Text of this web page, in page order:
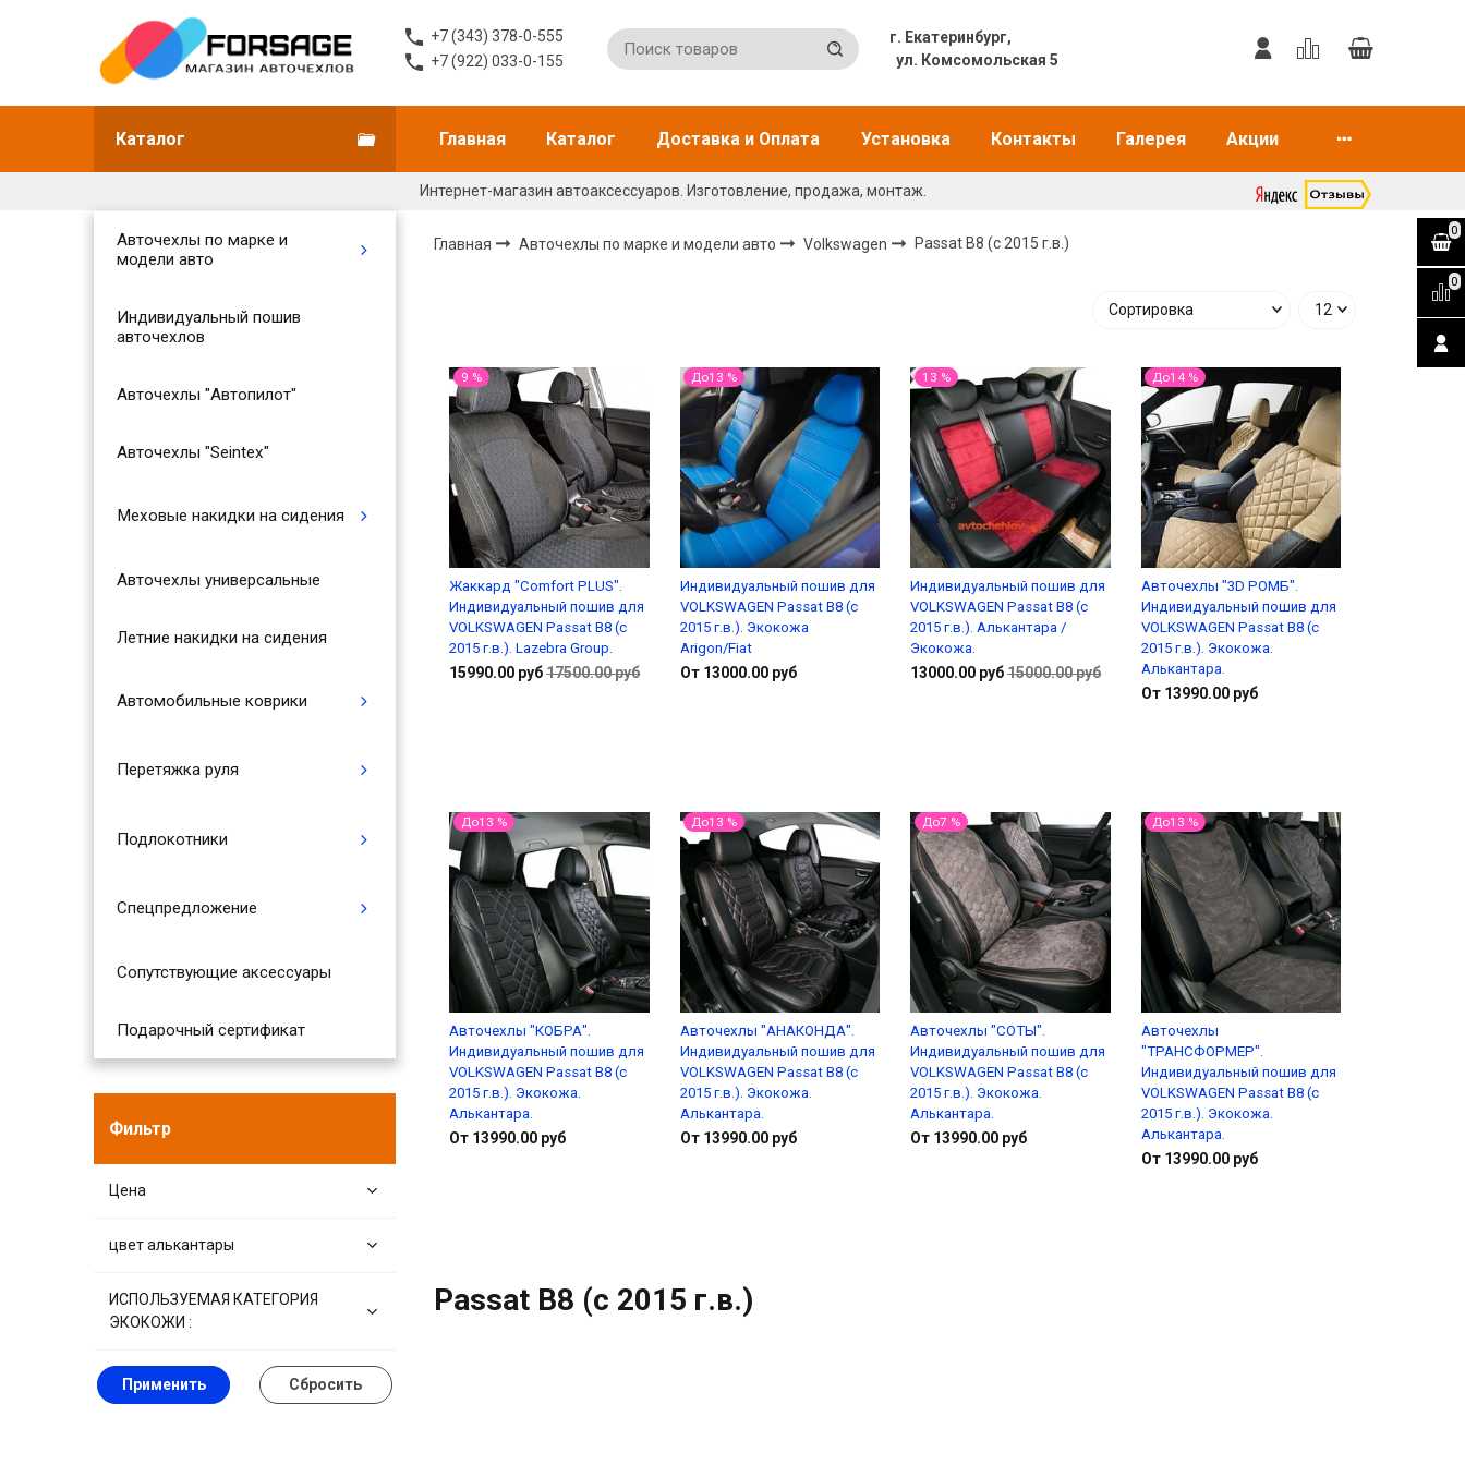
г. Екатеринбург,
ул. Комсомольская 5
+7 (343) 378-0-555
+7 (922) 033-0-155
Каталог Главная Каталог Доставка и Оплата Установка Контакты Галерея Акции
Интернет-магазин автоаксессуаров. Изготовление, продажа, монтаж.
Авточехлы по марке и
модели авто
Индивидуальный пошив
авточехлов
Авточехлы "Автопилот"
Авточехлы "Seintex"
Меховые накидки на сидения
Авточехлы универсальные
Летние накидки на сидения
Автомобильные коврики
Перетяжка руля
Подлокотники
Спецпредложение
Сопутствующие аксессуары
Подарочный сертификат
Фильтр
Цена
цвет алькантары
ИСПОЛЬЗУЕМАЯ КАТЕГОРИЯ
ЭКОКОЖИ :
Применить Сбросить
Главная Авточехлы по марке и модели авто Volkswagen Passat B8 (с 2015 г.в.)
9 %
Жаккард "Comfort PLUS".
Индивидуальный пошив для
VOLKSWAGEN Passat B8 (с
2015 г.в.). Lazebra Group.
15990.00 руб 17500.00 руб
До13 %
Индивидуальный пошив для
VOLKSWAGEN Passat B8 (с
2015 г.в.). Экокожа
Arigon/Fiat
От 13000.00 руб
13 %
Индивидуальный пошив для
VOLKSWAGEN Passat B8 (с
2015 г.в.). Алькантара /
Экокожа.
13000.00 руб15000.00 руб
До14 %
Авточехлы "3D РОМБ".
Индивидуальный пошив для
VOLKSWAGEN Passat B8 (с
2015 г.в.). Экокожа.
Алькантара.
От 13990.00 руб
До13 %
Авточехлы "КОБРА".
Индивидуальный пошив для
VOLKSWAGEN Passat B8 (с
2015 г.в.). Экокожа.
Алькантара.
От 13990.00 руб
До13 %
Авточехлы "АНАКОНДА".
Индивидуальный пошив для
VOLKSWAGEN Passat B8 (с
2015 г.в.). Экокожа.
Алькантара.
От 13990.00 руб
До7 %
Авточехлы "СОТЫ".
Индивидуальный пошив для
VOLKSWAGEN Passat B8 (с
2015 г.в.). Экокожа.
Алькантара.
От 13990.00 руб
До13 %
Авточехлы
"ТРАНСФОРМЕР".
Индивидуальный пошив для
VOLKSWAGEN Passat B8 (с
2015 г.в.). Экокожа.
Алькантара.
От 13990.00 руб
Passat B8 (с 2015 г.в.)
0
0